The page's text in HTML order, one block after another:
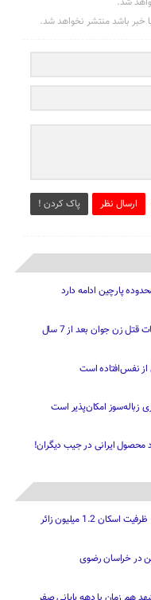
خبر باشد منتشر نخواهد شد.
ارسال نظر پاک کردن !
پارچین ادامه دارد
زن جوان بعد از 7 سال
از نفس‌افتاده است
زباله‌سوز امکان‌پذیر است
ایرانی در جیب دیگران!
1.2 میلیون زائر